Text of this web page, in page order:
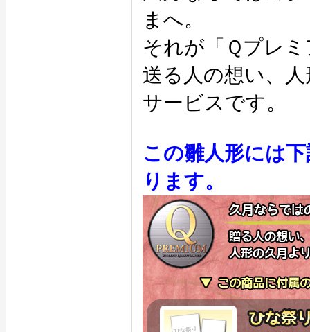
まへ。
それが「Ｑプレ
送る人の想い、
サービスです。
この雛人形には
ります。